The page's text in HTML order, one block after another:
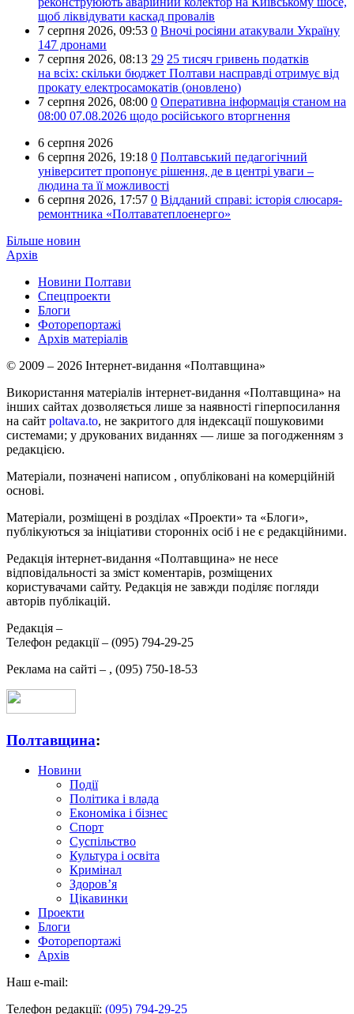
щоб ліквідувати каскад провалів
7 серпня 2026, 09:53 0 Вночі росіяни атакували Україну
147 дронами
7 серпня 2026, 08:13 29 25 тисяч гривень податків
на всіх: скільки бюджет Полтави насправді отримує від
прокату електросамокатів (оновлено)
7 серпня 2026, 08:00 0 Оперативна інформація станом на
08:00 07.08.2026 щодо російського вторгнення
6 серпня 2026
6 серпня 2026, 19:18 0 Полтавський педагогічний
університет пропонує рішення, де в центрі уваги –
людина та її можливості
6 серпня 2026, 17:57 0 Відданий справі: історія слюсаря-
ремонтника «Полтаватеплоенерго»
Більше новин
Архів
Новини Полтави
Спецпроекти
Блоги
Фоторепортажі
Архів матеріалів
© 2009 – 2026 Інтернет-видання «Полтавщина»
Використання матеріалів інтернет-видання «Полтавщина» на
інших сайтах дозволяється лише за наявності гіперпосилання
на сайт poltava.to, не закритого для індексації пошуковими
системами; у друкованих виданнях — лише за погодженням з
редакцією.
Матеріали, позначені написом , опубліковані на комерційній
основі.
Матеріали, розміщені в розділах «Проекти» та «Блоги»,
публікуються за ініціативи сторонніх осіб і не є редакційними.
Редакція інтернет-видання «Полтавщина» не несе
відповідальності за зміст коментарів, розміщених
користувачами сайту. Редакція не завжди поділяє погляди
авторів публікацій.
Редакція –
Телефон редакції – (095) 794-29-25
Реклама на сайті – , (095) 750-18-53
Полтавщина:
Новини
Події
Політика і влада
Економіка і бізнес
Спорт
Суспільство
Культура і освіта
Кримінал
Здоров’я
Цікавинки
Проекти
Блоги
Фоторепортажі
Архів
Наш e-mail:
Телефон редакції: (095) 794-29-25